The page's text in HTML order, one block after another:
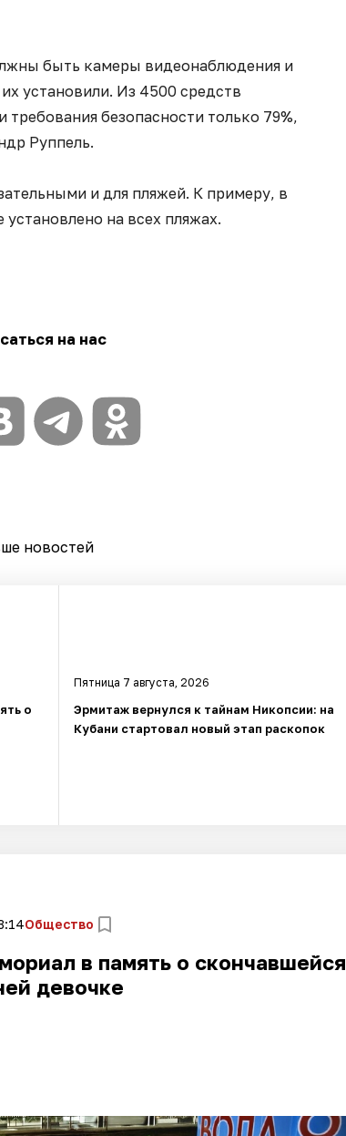
быть камеры видеонаблюдения и
установили. Из 4500 средств
безопасности только 79%,
Руппель.
и для пляжей. К примеру, в
на всех пляжах.
на нас
новостей
о
Пятница 7 августа, 2026
Эрмитаж вернулся к тайнам Никопсии: на
Кубани стартовал новый этап раскопок
Общество
в память о скончавшейся
девочке